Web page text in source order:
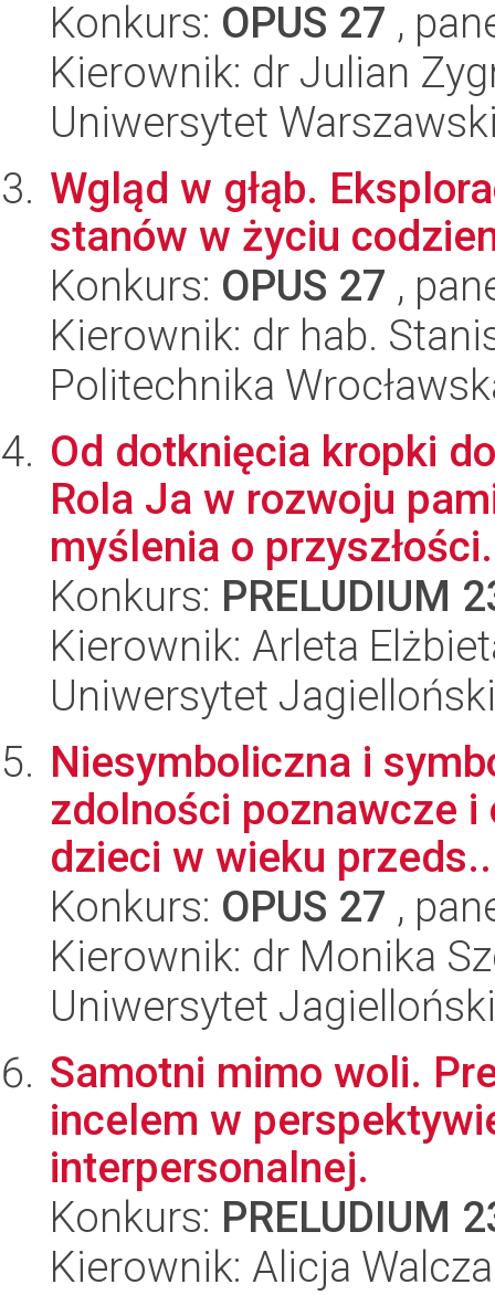
Konkurs: OPUS 27 ,
Kierownik: dr Julian
Uniwersytet
Wgląd w głąb.
stanów w życiu
Konkurs: OPUS 27 ,
Kierownik: dr hab.
Politechnika
Od dotknięcia kropki
Rola Ja w rozwoju
myślenia o
Konkurs: PRELUDIUM
Kierownik: Arleta
Uniwersytet Jagielloński
Niesymboliczna i
zdolności poznawcze
dzieci w wieku
Konkurs: OPUS 27 ,
Kierownik: dr Monika
Uniwersytet Jagielloński
Samotni mimo woli.
incelem w
interpersonalnej.
Konkurs: PRELUDIUM
Kierownik: Alicja